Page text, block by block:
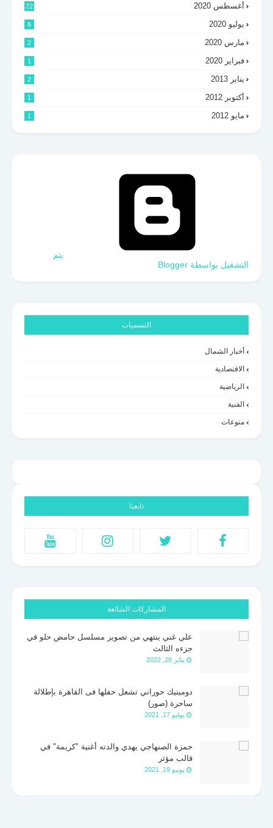
أغسطس 2020 22
يوليو 2020 6
مارس 2020 2
فبراير 2020 1
يناير 2013 2
أكتوبر 2012 1
مايو 2012 1
‏يتم
التشغيل بواسطة Blogger
التسميات
أخبار الشمال
الاقتصادية
الرياضية
الفنية
منوعات
تابعنا
المشاركات الشائعة
علي غني ينتهي من تصوير مسلسل حامض حلو في
جزءه الثالث
يناير 28, 2022
دومينيك حوراني تشعل حفلها فى القاهرة بإطلالة
ساحرة (صور)
يوليو 17, 2021
حمزة الصنهاجي يهدي والدته أغنية "كريمة" في
قالب مؤثر
يونيو 19, 2021